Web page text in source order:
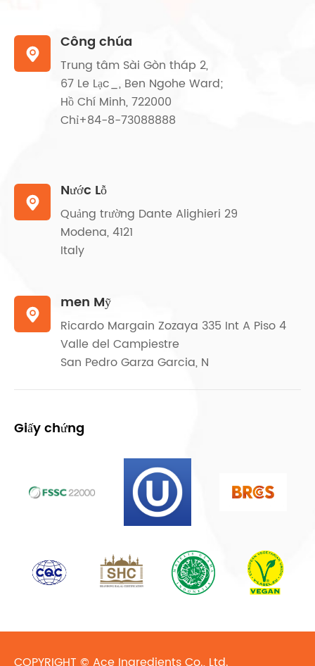

Công chúa
Trung tâm Sài Gòn tháp 2,
67 Le Lạc_, Ben Ngohe Ward;
Hồ Chí Minh, 722000
Chỉ+84-8-73088888

Nước Lỗ
Quảng trường Dante Alighieri 29
Modena, 4121
Italy

men Mỹ
Ricardo Margain Zozaya 335 Int A Piso 4
Valle del Campiestre
San Pedro Garza Garcia, N
Giấy chứng